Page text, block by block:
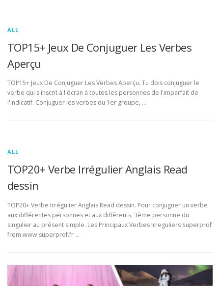
ALL
TOP15+ Jeux De Conjuguer Les Verbes
Aperçu
TOP15+ Jeux De Conjuguer Les Verbes Aperçu. Tu dois conjuguer le
verbe qui s'inscrit à l'écran à toutes les personnes de l'imparfait de
l'indicatif. Conjuguer les verbes du 1er groupe, …
ALL
TOP20+ Verbe Irrégulier Anglais Read
dessin
TOP20+ Verbe Irrégulier Anglais Read dessin. Pour conjuguer un verbe
aux différentes personnes et aux différents. 3ème personne du
singulier au présent simple. Les Principaux Verbes Irreguliers Superprof
from www.superprof.fr …